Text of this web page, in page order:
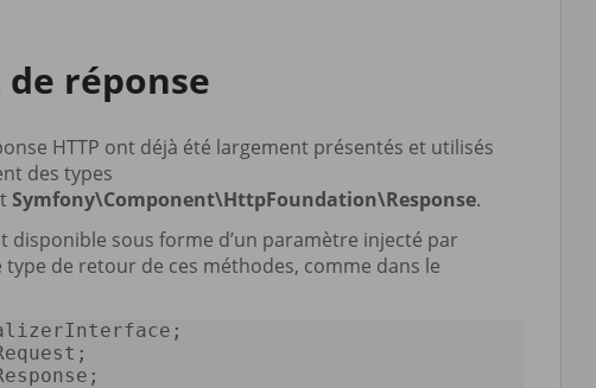
réponse
HTTP ont déjà été largement présentés et utilisés
des types
Symfony\Component\HttpFoundation\Response.
disponible sous forme d’un paramètre injecté par
de retour de ces méthodes, comme dans le
;